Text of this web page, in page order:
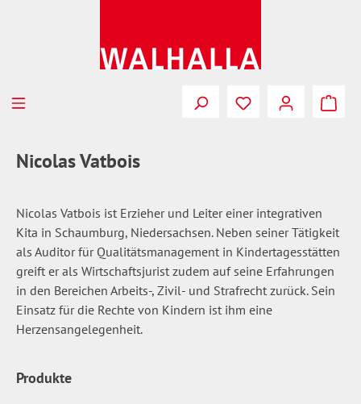
Du hast 0
Nicolas Vatbois
Nicolas Vatbois ist Erzieher und Leiter einer integrativen
Kita in Schaumburg, Niedersachsen. Neben seiner Tätigkeit
als Auditor für Qualitätsmanagement in Kindertagesstätten
greift er als Wirtschaftsjurist zudem auf seine Erfahrungen
in den Bereichen Arbeits-, Zivil- und Strafrecht zurück. Sein
Einsatz für die Rechte von Kindern ist ihm eine
Herzensangelegenheit.
Produkte